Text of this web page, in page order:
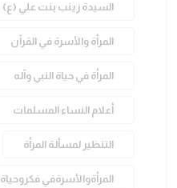
السيدة زينب بنت علي (ع)
المرأة والأسرة في القرآن
المرأة في حياة النبي وآله
أعلام النساء المسلمات
التنظير لمسألة المرأة
المرأةوالأسرةفي فكروحياة